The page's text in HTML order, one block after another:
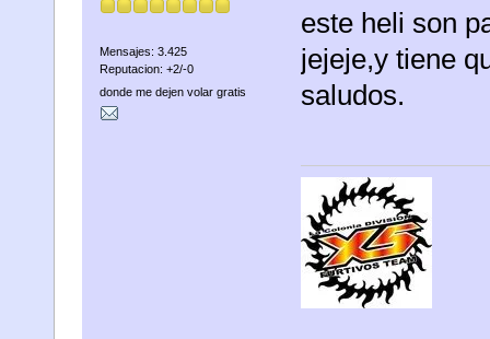
Mensajes: 3.425
Reputacion: +2/-0
donde me dejen volar gratis
este heli son
jejeje,y tiene
saludos.